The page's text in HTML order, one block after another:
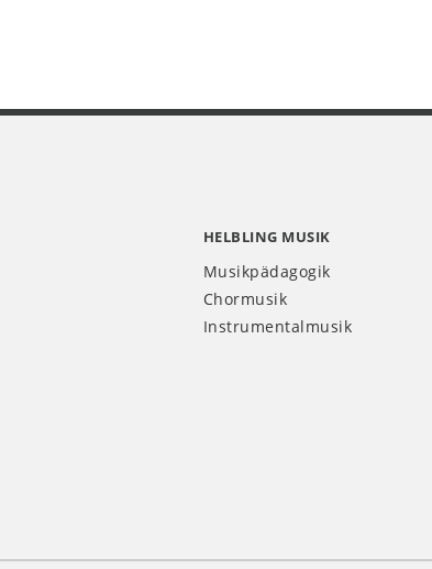
HELBLING MUSIK
Musikpädagogik
Chormusik
Instrumentalmusik